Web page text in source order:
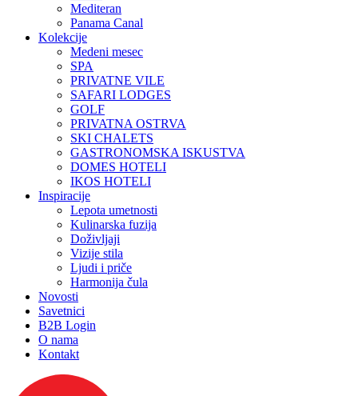
Mediteran
Panama Canal
Kolekcije
Medeni mesec
SPA
PRIVATNE VILE
SAFARI LODGES
GOLF
PRIVATNA OSTRVA
SKI CHALETS
GASTRONOMSKA ISKUSTVA
DOMES HOTELI
IKOS HOTELI
Inspiracije
Lepota umetnosti
Kulinarska fuzija
Doživljaji
Vizije stila
Ljudi i priče
Harmonija čula
Novosti
Savetnici
B2B Login
O nama
Kontakt